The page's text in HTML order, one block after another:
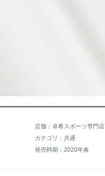
店舗：卓希スポーツ専門店
カテゴリ：共通
発売時期：2020年春